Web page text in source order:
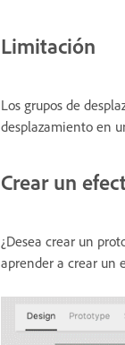
Limitación
Los grupos de
desplazamiento en
Crear un
¿Desea crear un
aprender a crear un